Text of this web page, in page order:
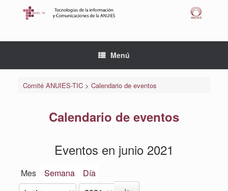
Menú
Comité ANUIES-TIC> Calendario de eventos
Calendario de eventos
Eventos en junio 2021
Mes Semana Día